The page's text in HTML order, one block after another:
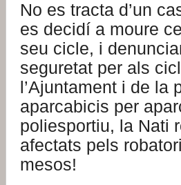
No es tracta d’un
es decidí a moure
seu cicle, i
seguretat per als
l’Ajuntament i de la
aparcabicis per
poliesportiu, la Nati
afectats pels
mesos!